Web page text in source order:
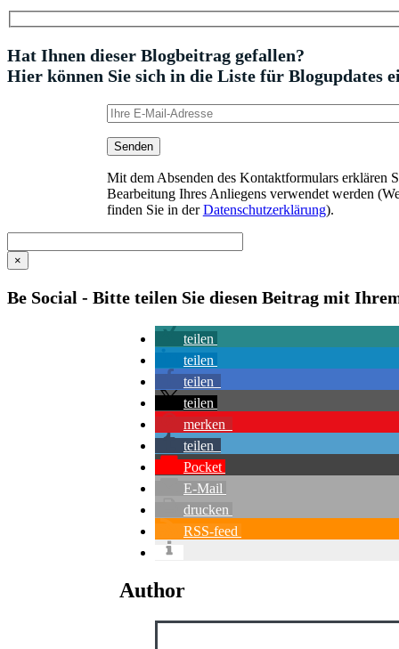
Hat Ihnen dieser Blogbeitrag gefallen?
Hier können Sie sich in die Liste für Blogupdates
Mit dem Absenden des Kontaktformulars erklären
Bearbeitung Ihres Anliegens verwendet werden
finden Sie in derDatenschutzerklärung).
×
Be Social - Bitte teilen Sie diesen Beitrag mit
teilen
teilen
teilen
teilen
merken
teilen
Pocket
E-Mail
drucken
RSS-feed
Author